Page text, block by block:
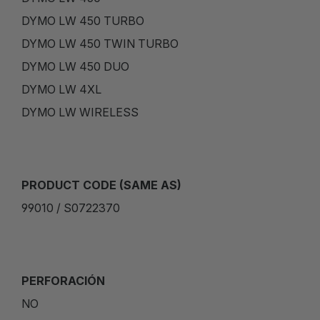
DYMO LW 450 TURBO
DYMO LW 450 TWIN TURBO
DYMO LW 450 DUO
DYMO LW 4XL
DYMO LW WIRELESS
PRODUCT CODE (SAME AS)
99010 / S0722370
PERFORACIÓN
NO